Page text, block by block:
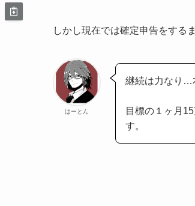
しかし現在では確定申告をする
はーとん
継続は力なり…
目標の１ヶ月
す。